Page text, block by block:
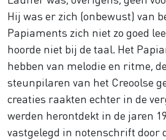
Hij was er zich (onbewust) van
Papiaments zich niet zo goed
hoorde niet bij de taal. Het
hebben van melodie en ritme,
steunpilaren van het Creoolse
creaties raakten echter in de
werden herontdekt in de jaren
vastgelegd in notenschrift door